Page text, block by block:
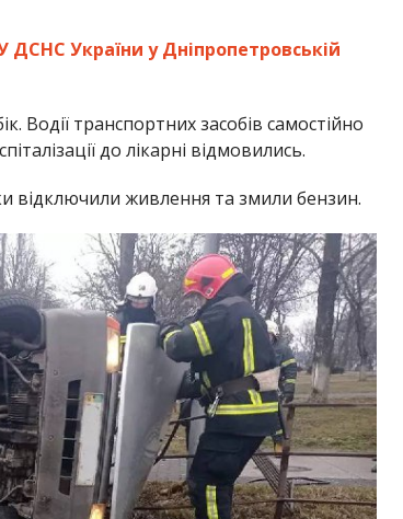
ДСНС України у Дніпропетровській
Водії транспортних засобів самостійно
до лікарні відмовились.
відключили живлення та змили бензин.